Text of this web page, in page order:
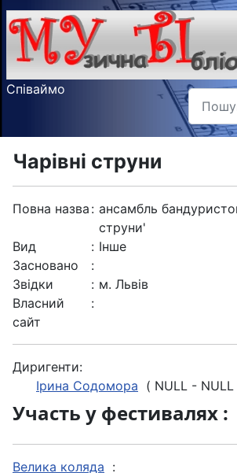
Співаймо Пошук
Type 2
Чарівні струни
Повна назва : ансамбль
струни'
Вид
: Інше
Засновано
:
Звідки
: м. Львів
Власний
сайт
:
Диригенти:
Ірина Содомора ( NULL - NULL
Участь у фестивалях :
Велика коляда :